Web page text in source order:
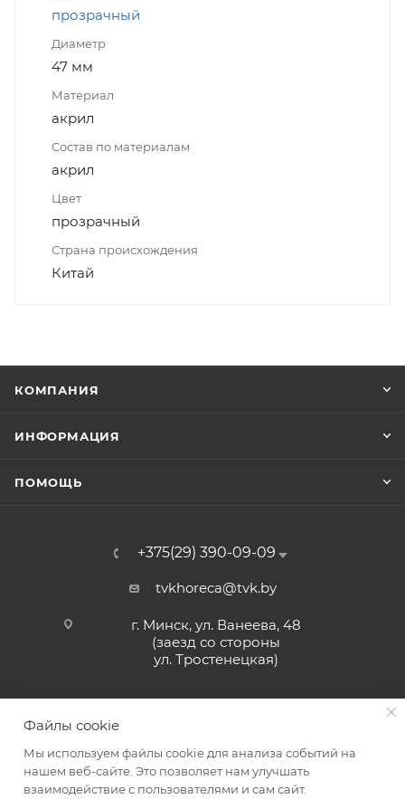
прозрачный
Диаметр
47 мм
Материал
акрил
Состав по материалам
акрил
Цвет
прозрачный
Страна происхождения
Китай
КОМПАНИЯ
ИНФОРМАЦИЯ
ПОМОЩЬ
+375(29) 390-09-09
tvkhoreca@tvk.by
г. Минск, ул. Ванеева, 48
(заезд со стороны
ул. Тростенецкая)
Файлы cookie
Мы используем файлы cookie для анализа событий на
нашем веб-сайте. Это позволяет нам улучшать
взаимодействие с пользователями и сам сайт.